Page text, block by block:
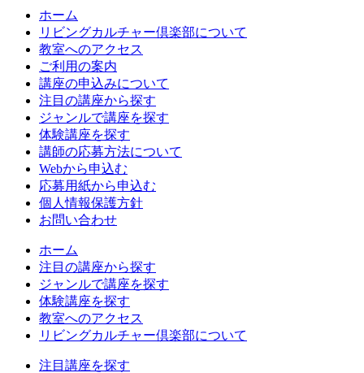
ホーム
リビングカルチャー倶楽部について
教室へのアクセス
ご利用の案内
講座の申込みについて
注目の講座から探す
ジャンルで講座を探す
体験講座を探す
講師の応募方法について
Webから申込む
応募用紙から申込む
個人情報保護方針
お問い合わせ
ホーム
注目の講座から探す
ジャンルで講座を探す
体験講座を探す
教室へのアクセス
リビングカルチャー倶楽部について
注目講座を探す